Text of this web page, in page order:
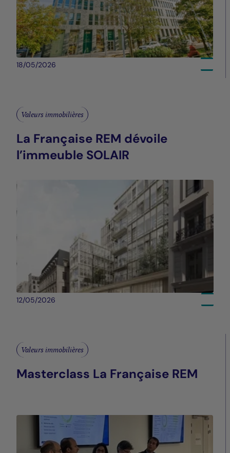
18/05/2026
Valeurs immobilières
La Française REM dévoile
l’immeuble SOLAIR
12/05/2026
Valeurs immobilières
Masterclass La Française REM